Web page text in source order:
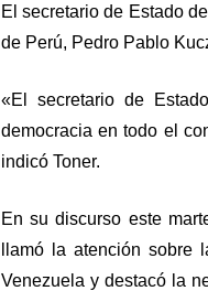
El secretario de Estado
de Perú, Pedro Pablo
«El secretario de
democracia en todo el
indicó Toner.
En su discurso este
llamó la atención sobre
Venezuela y destacó la